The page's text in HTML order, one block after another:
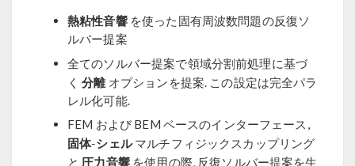
熱粘性音響を使った固有周波数問題の反復ソ
ルバー提案
全てのソルバー提案で領域分割前処理に基づ
く分離オプションを提案. この設定は完全パラ
レル化可能.
FEM および BEM ベースのインターフェース,
固体-シェルマルチフィジックスカップリング
と 圧力音響を使用の際, 反復ソルバー提案を生